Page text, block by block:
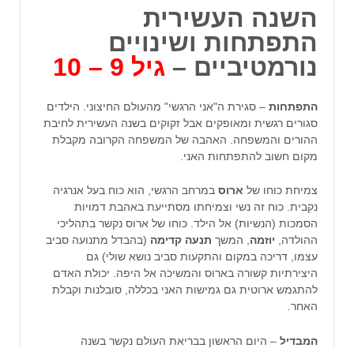
השנה העשירית
התפתחות ושינויים
נורמטיביים – גיל 9 –
התפתחות – סגירת ה"אני הרגשי" מהעולם החיצוני. הילדים
סגורים רגשית ומאופקים אבל זקוקים בשנה העשירית לחיבת
ההורים והמשפחה. האהבה של המשפחה הקרובה מקבלת
מקום חשוב להתפתחות האני.
צמיחת כוחו של ארוס במרחב הרגשי, הוא כוח בעל אנרגיה
נקבית. כוח זה נשי וצמיחתו מסתייעת באהבת דמויות
הסמכות (הנשיות) אל הילד. כוחו של ארוס נקשר בתהליכי
ההולדה, יוזמה , המשך תנעה קדימה (בהבדל מתנועה סביב
עצמו, דריכה במקום והתקעות סביב נושא שולי) גם
היצירתיות קשורה בארוס והמשיכה אל היפה. יכולת האדם
להתגמש ארוטית גם גמישות האני בכללה, סובלנות וקבלת
האחר.
המבדיל – היום הראשון בבריאת העולם נקשר בשנה